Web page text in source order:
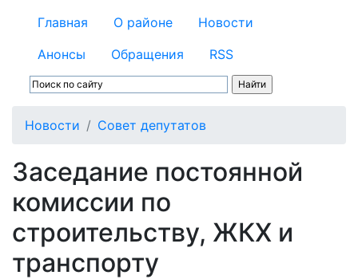
Главная О районе
Новости
Анонсы
Обращения RSS
Новости Совет депутатов
Заседание постоянной
комиссии по
строительству, ЖКХ и
транспорту